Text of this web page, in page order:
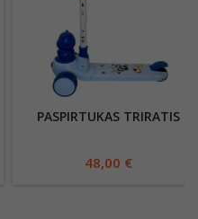
PASPIRTUKAS TRIRATIS
48,00 €